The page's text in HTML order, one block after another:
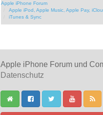
Apple iPhone Forum
Apple iPod, Apple Music, Apple Pay,
iTunes & Sync
Apple iPhone Forum und
Datenschutz